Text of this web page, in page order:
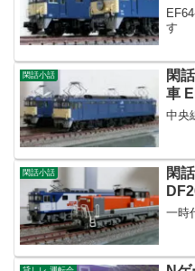
す
閑話小話
閑
車
中央
閑話小話
閑
一時